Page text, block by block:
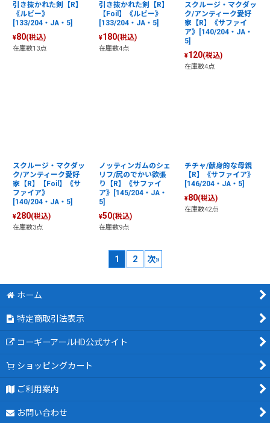
引き抜かれた剣【R】
《ルビー》
[133/204・JA・5]
¥80(税込)
在庫数13点
引き抜かれた剣【R】
【Foil】《ルビー》
[133/204・JA・5]
¥180(税込)
在庫数4点
スクルージ・マクダッ
ク/アンティーク愛好
家【R】《サファイ
ア》[140/204・JA・
5]
¥120(税込)
在庫数4点
スクルージ・マクダッ
ク/アンティーク愛好
家【R】【Foil】《サ
ファイア》
[140/204・JA・5]
¥280(税込)
在庫数3点
ノッティンガムのシェ
リフ/尻のでかい欲張
り【R】《サファイ
ア》[145/204・JA・
5]
¥50(税込)
在庫数9点
チチャ/献身的な母親
【R】《サファイア》
[146/204・JA・5]
¥80(税込)
在庫数42点
1 2 次»
ホーム
特定商取引法表示
コーギーアールHD公式サイト
ショッピングカート
ご利用案内
お問い合わせ